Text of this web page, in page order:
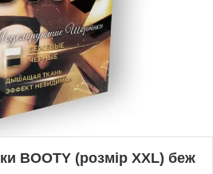
BOOTY (розмір ХXL) беж